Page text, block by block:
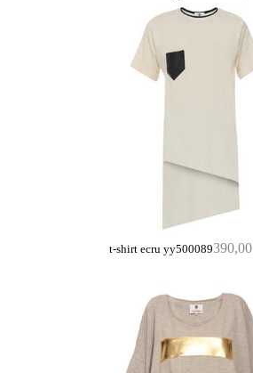
t-shirt ecru yy500089390,00